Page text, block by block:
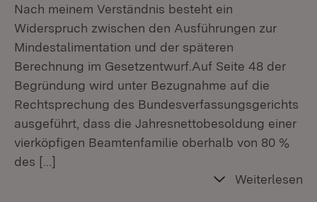
Nach meinem Verständnis besteht ein
Widerspruch zwischen den Ausführungen zur
Mindestalimentation und der späteren
Berechnung im Gesetzentwurf.Auf Seite 48 der
Begründung wird unter Bezugnahme auf die
Rechtsprechung des Bundesverfassungsgerichts
ausgeführt, dass die Jahresnettobesoldung einer
vierköpfigen Beamtenfamilie oberhalb von 80 %
des […]
Weiterlesen